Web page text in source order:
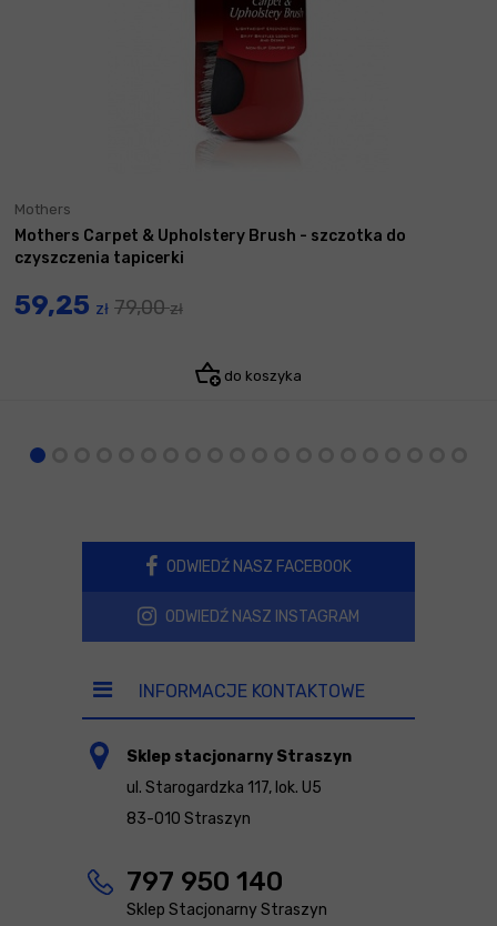
Mothers
Mothers Carpet & Upholstery Brush - szczotka do
czyszczenia tapicerki
59,25 zł 79,00zł
do koszyka
ODWIEDŹ NASZ FACEBOOK
ODWIEDŹ NASZ INSTAGRAM
INFORMACJE KONTAKTOWE
Sklep stacjonarny Straszyn
ul. Starogardzka 117, lok. U5
83-010 Straszyn
797 950 140
Sklep Stacjonarny Straszyn